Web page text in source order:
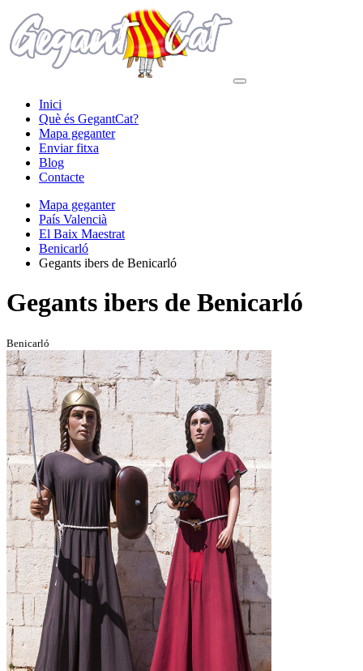
Inici
Què és GegantCat?
Mapa geganter
Enviar fitxa
Blog
Contacte
Mapa geganter
País Valencià
El Baix Maestrat
Benicarló
Gegants ibers de Benicarló
Gegants ibers de Benicarló
Benicarló